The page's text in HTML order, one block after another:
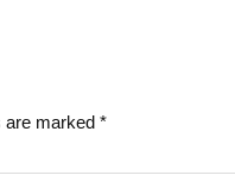
are marked*